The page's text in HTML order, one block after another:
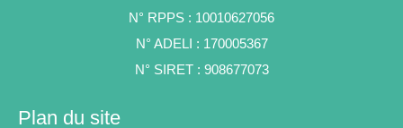
N° RPPS : 10010627056
N° ADELI : 170005367
N° SIRET : 908677073
Plan du site